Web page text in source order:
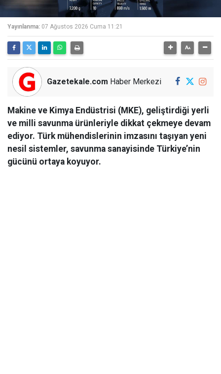
Yayınlanma: 07 Ağustos 2026 Cuma 11:21
Gazetekale.com Haber Merkezi
Makine ve Kimya Endüstrisi (MKE), geliştirdiği yerli
ve milli savunma ürünleriyle dikkat çekmeye devam
ediyor. Türk mühendislerinin imzasını taşıyan yeni
nesil sistemler, savunma sanayisinde Türkiye’nin
gücünü ortaya koyuyor.